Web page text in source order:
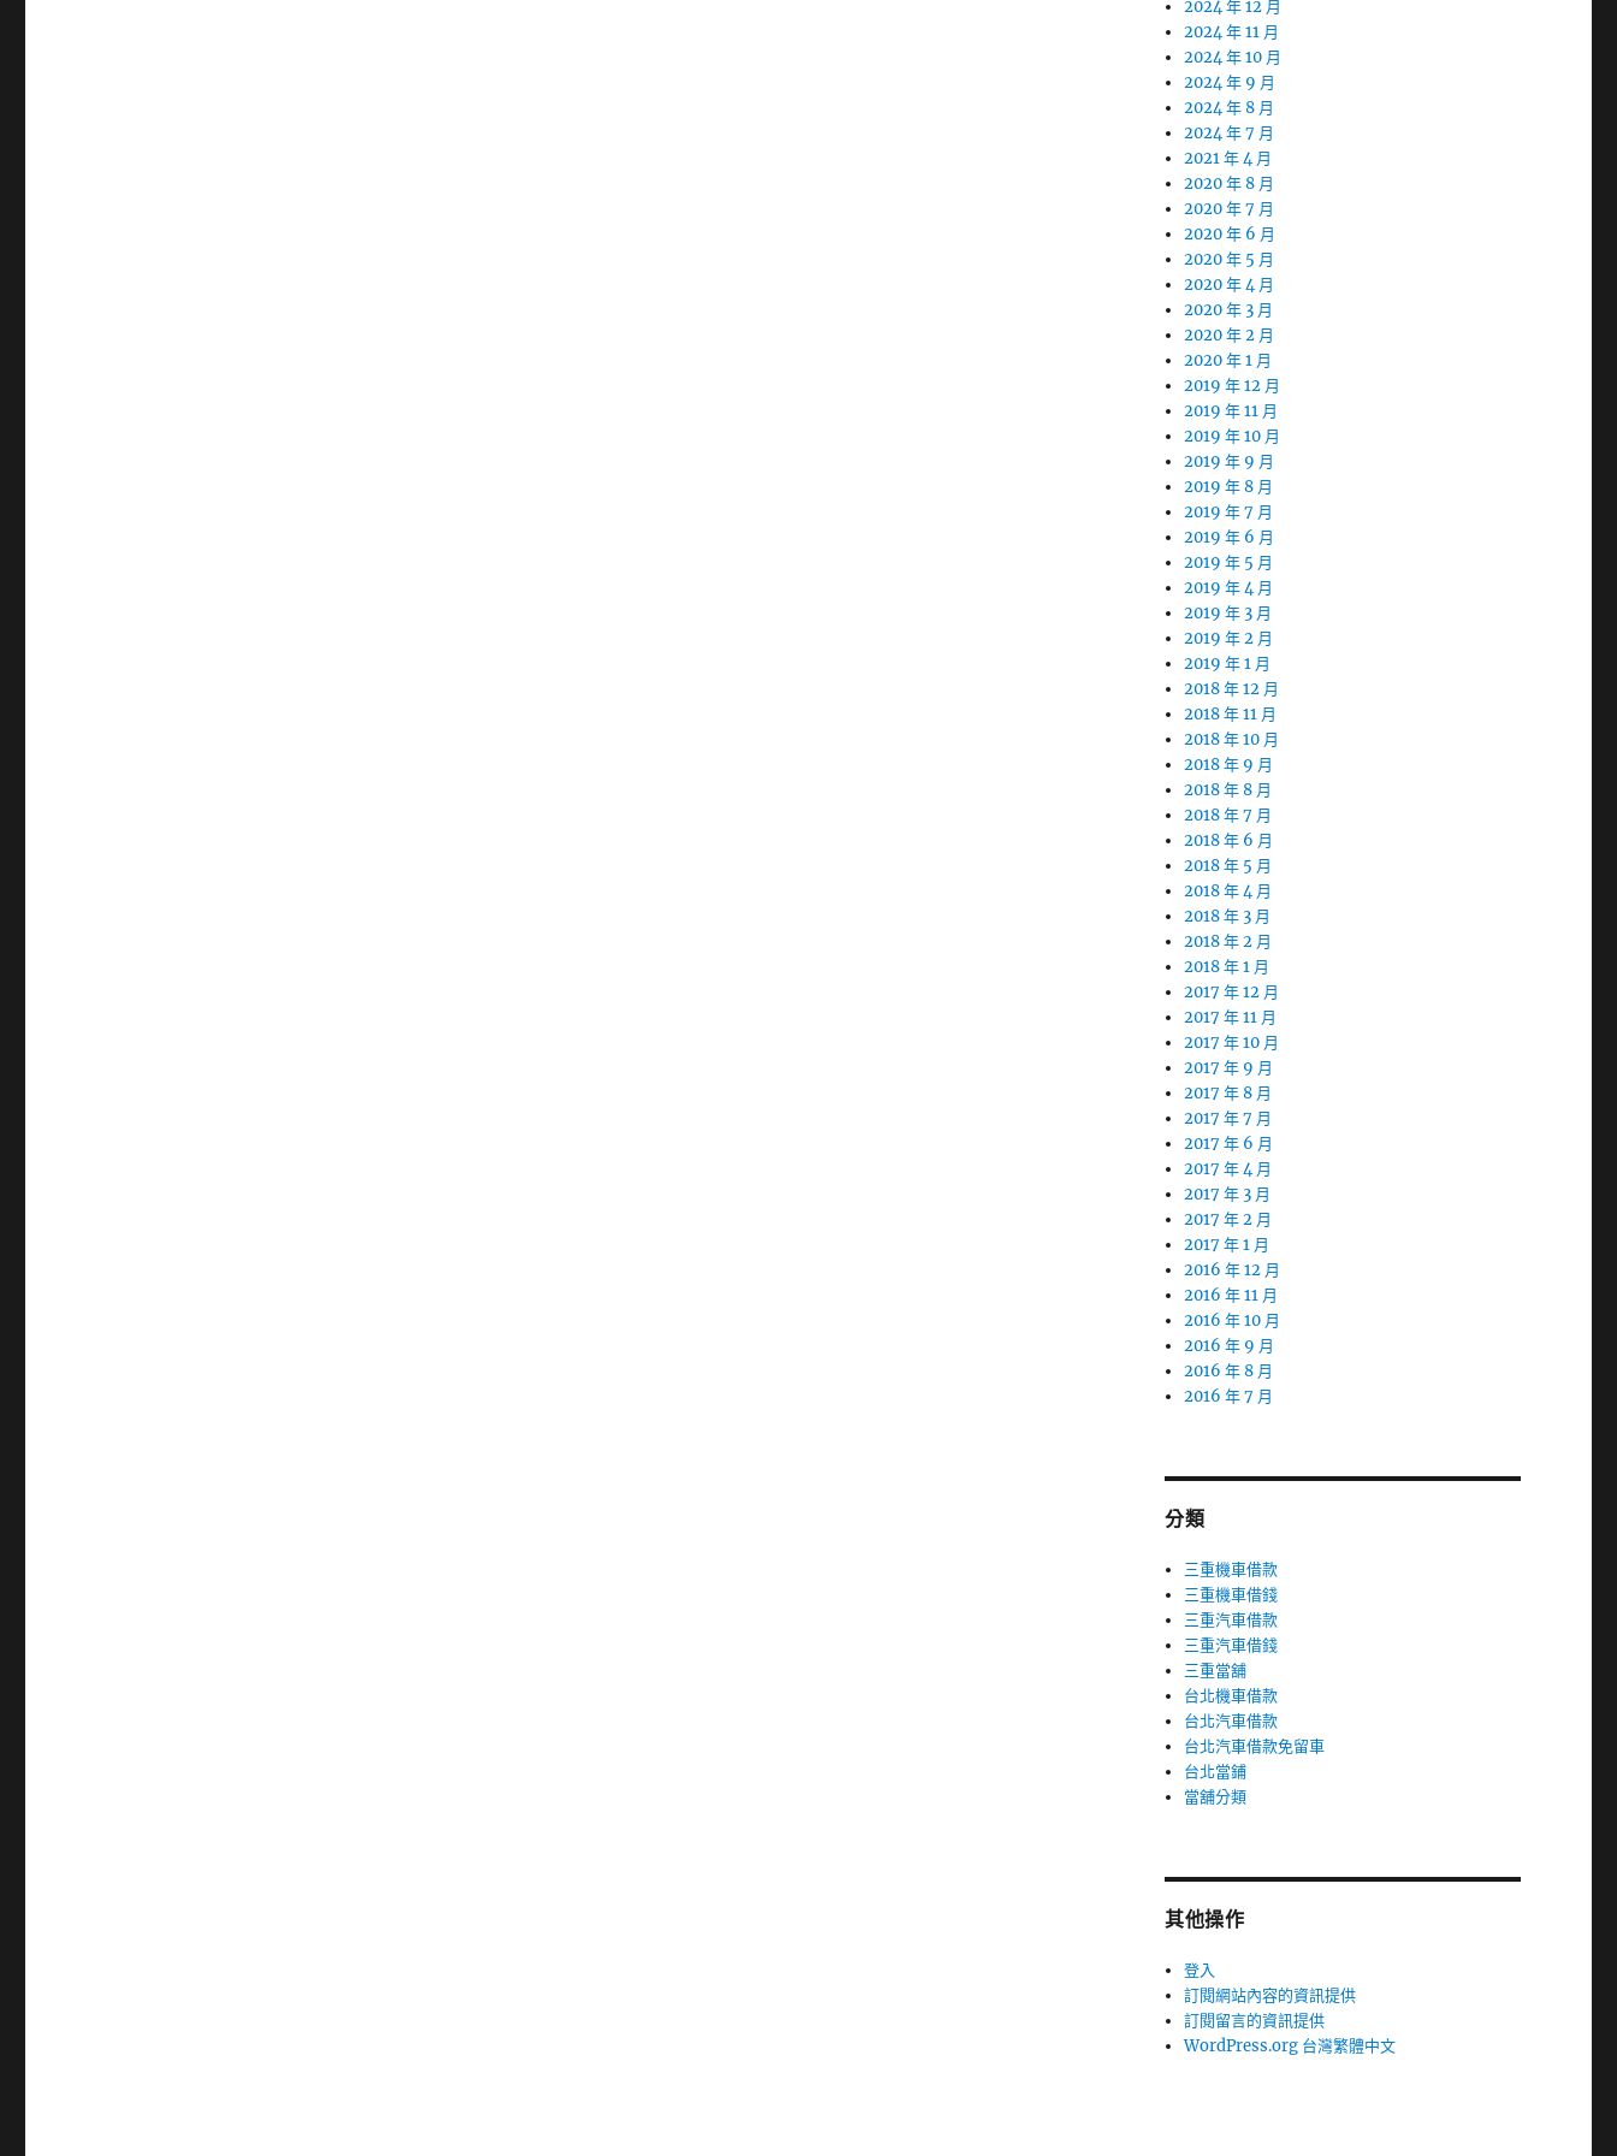
2024 年 12 月
2024 年 11 月
2024 年 10 月
2024 年 9 月
2024 年 8 月
2024 年 7 月
2021 年 4 月
2020 年 8 月
2020 年 7 月
2020 年 6 月
2020 年 5 月
2020 年 4 月
2020 年 3 月
2020 年 2 月
2020 年 1 月
2019 年 12 月
2019 年 11 月
2019 年 10 月
2019 年 9 月
2019 年 8 月
2019 年 7 月
2019 年 6 月
2019 年 5 月
2019 年 4 月
2019 年 3 月
2019 年 2 月
2019 年 1 月
2018 年 12 月
2018 年 11 月
2018 年 10 月
2018 年 9 月
2018 年 8 月
2018 年 7 月
2018 年 6 月
2018 年 5 月
2018 年 4 月
2018 年 3 月
2018 年 2 月
2018 年 1 月
2017 年 12 月
2017 年 11 月
2017 年 10 月
2017 年 9 月
2017 年 8 月
2017 年 7 月
2017 年 6 月
2017 年 4 月
2017 年 3 月
2017 年 2 月
2017 年 1 月
2016 年 12 月
2016 年 11 月
2016 年 10 月
2016 年 9 月
2016 年 8 月
2016 年 7 月
分類
三重機車借款
三重機車借錢
三重汽車借款
三重汽車借錢
三重當舖
台北機車借款
台北汽車借款
台北汽車借款免留車
台北當鋪
當舖分類
其他操作
登入
訂閱網站內容的資訊提供
訂閱留言的資訊提供
WordPress.org 台灣繁體中文